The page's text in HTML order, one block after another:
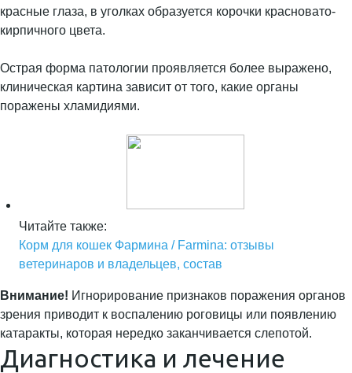
красные глаза, в уголках образуется корочки красновато-
кирпичного цвета.
Острая форма патологии проявляется более выражено,
клиническая картина зависит от того, какие органы
поражены хламидиями.
Читайте также:
Корм для кошек Фармина / Farmina: отзывы
ветеринаров и владельцев, состав
Внимание! Игнорирование признаков поражения органов
зрения приводит к воспалению роговицы или появлению
катаракты, которая нередко заканчивается слепотой.
Диагностика и лечение